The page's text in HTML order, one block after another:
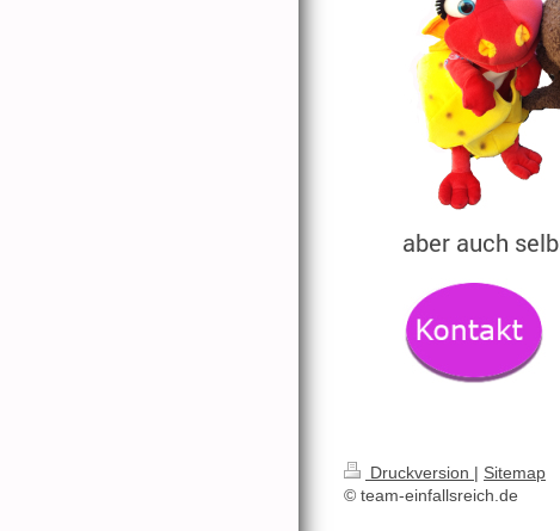
aber auch
Druckversion | Sitemap
© team-einfallsreich.de